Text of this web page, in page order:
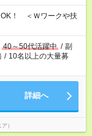
OK！ ＜Ｗワークや扶
40～50代活躍中 / 副
/ 10名以上の大量募
詳細へ
）